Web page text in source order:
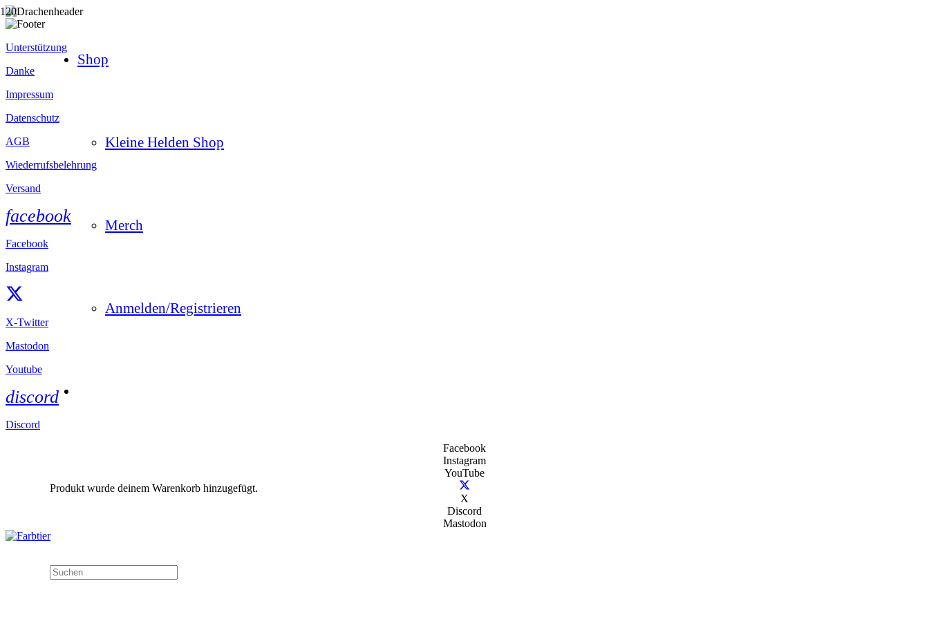
Shop
Kleine Helden Shop
Merch
Anmelden/Registrieren
Produkt wurde deinem Warenkorb hinzugefügt.
Unterstützung
Danke
Impressum
Datenschutz
AGB
Wiederrufsbelehrung
Versand
facebook
Facebook
Instagram
X-Twitter
Mastodon
Youtube
discord
Discord
Facebook
Instagram
YouTube
X
Discord
Mastodon